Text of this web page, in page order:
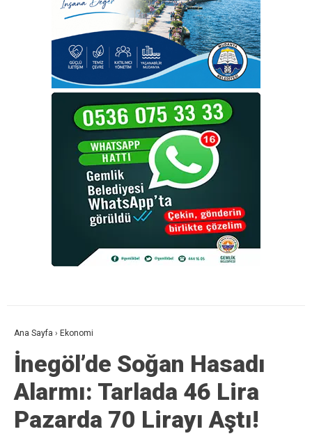
Ana Sayfa › Ekonomi
İnegöl’de Soğan Hasadı
Alarmı: Tarlada 46 Lira
Pazarda 70 Lirayı Aştı!